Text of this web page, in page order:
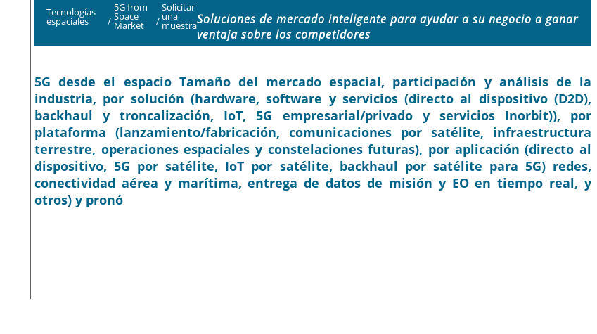
Tecnologías
espaciales /
5G from
Space
Market /
Solicitar
una
muestraSoluciones de mercado inteligente para ayudar a su negocio a ganar
ventaja sobre los competidores
5G desde el espacio Tamaño del mercado espacial, participación y análisis de la
industria, por solución (hardware, software y servicios (directo al dispositivo (D2D),
backhaul y troncalización, IoT, 5G empresarial/privado y servicios Inorbit)), por
plataforma (lanzamiento/fabricación, comunicaciones por satélite, infraestructura
terrestre, operaciones espaciales y constelaciones futuras), por aplicación (directo al
dispositivo, 5G por satélite, IoT por satélite, backhaul por satélite para 5G) redes,
conectividad aérea y marítima, entrega de datos de misión y EO en tiempo real, y
otros) y pronó